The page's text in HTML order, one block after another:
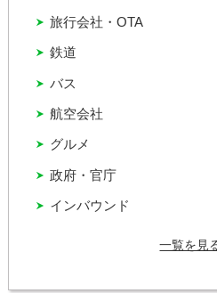
インバウンド
グルメ
バス
政府・官庁
旅行会社・OTA
航空会社
鉄道
一覧を見